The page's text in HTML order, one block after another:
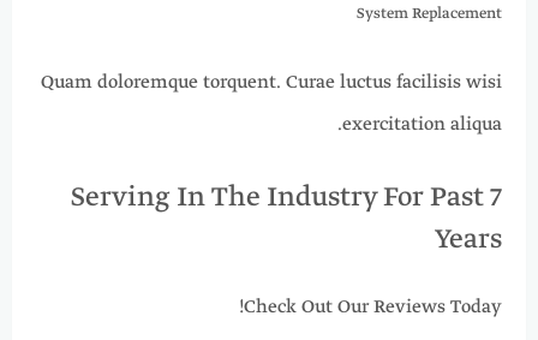
System Replacement
Quam doloremque torquent. Curae luctus facilisis wisi
exercitation aliqua.
Serving In The Industry For Past 7
Years
Check Out Our Reviews Today!